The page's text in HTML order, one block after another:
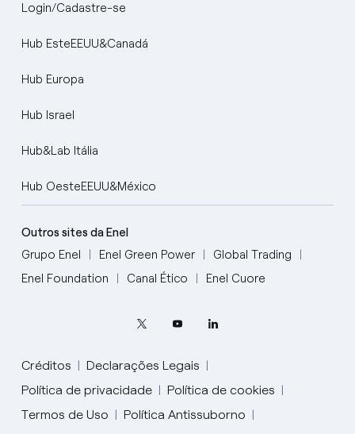
Login/Cadastre-se
Hub EsteEEUU&Canadá
Hub Europa
Hub Israel
Hub&Lab Itália
Hub OesteEEUU&México
Outros sites da Enel
Grupo Enel
Enel Green Power
Global Trading
Enel Foundation
Canal Ético Enel Cuore
Créditos
Declarações Legais
Política de privacidade
Política de cookies
Termos de Uso
Política Antissuborno